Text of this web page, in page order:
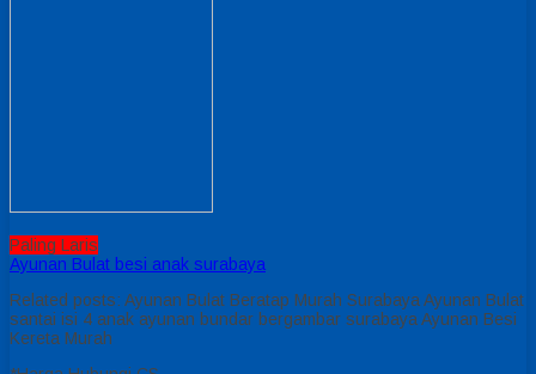
Paling Laris
Ayunan Bulat besi anak surabaya
Related posts: Ayunan Bulat Beratap Murah Surabaya Ayunan Bulat
santai isi 4 anak ayunan bundar bergambar surabaya Ayunan Besi
Kereta Murah